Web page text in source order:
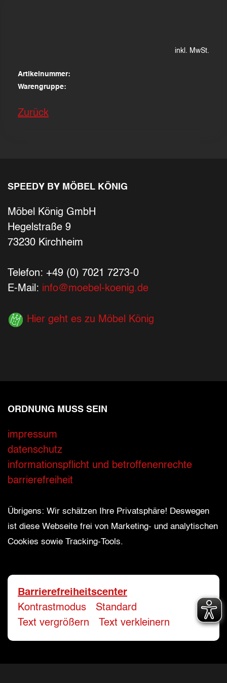
inkl. MwSt.
Artikelnummer:
Warengruppe:
Zurück
SPEEDY BY MÖBEL KÖNIG
Möbel König GmbH
Hegelstraße 9
73230 Kirchheim
Telefon: +49 (0) 7021 7273-0
E-Mail: info@moebel-koenig.de
Hier geht es zu Möbel König
ORDNUNG MUSS SEIN
impressum
datenschutz
informationspflicht und betroffenenrechte
barrierefreiheit
Übrigens: Wir schätzen Ihre Privatsphäre! Deswegen
ist diese Webseite frei von Marketing- und analytischen
Cookies sowie Tracking-Tools.
Barrierefreiheitscenter
Kontrastmodus
Standard
Text vergrößern
Text verkleinern
Ihre Kontaktdaten
Alle mit Stern gekennzeichneten Felder
Name
E-Mail-Adresse*
Bitte geben Sie eine gültige E-Mail-
Ihr Wunschtermin / Rückruf
Bitte wählen